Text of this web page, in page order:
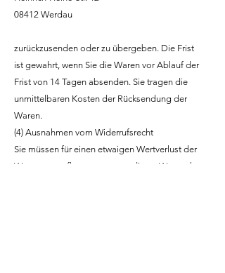
08412 Werdau
zurückzusenden oder zu übergeben. Die Frist
ist gewahrt, wenn Sie die Waren vor Ablauf der
Frist von 14 Tagen absenden. Sie tragen die
unmittelbaren Kosten der Rücksendung der
Waren.
(4) Ausnahmen vom Widerrufsrecht
Sie müssen für einen etwaigen Wertverlust der
Waren nur aufkommen, wenn dieser Wertverlust